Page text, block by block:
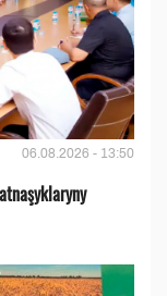
06.08.2026 - 13:50